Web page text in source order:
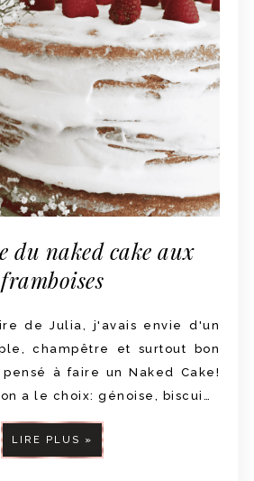
du naked cake aux
framboises
de Julia, j'avais envie d'un
champêtre et surtout bon
à faire un Naked Cake!
a le choix: génoise, biscui…
LIRE PLUS »